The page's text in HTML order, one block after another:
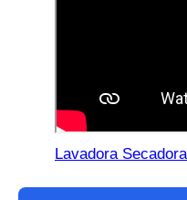
Lavadora